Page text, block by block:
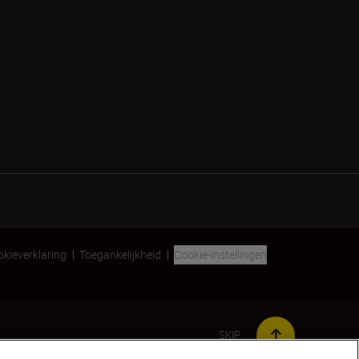
Toegankelijkheid
Cookie-instellingen
SKIP